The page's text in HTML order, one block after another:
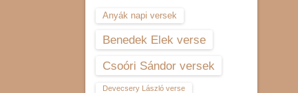
Anyák napi versek
Benedek Elek verse
Csoóri Sándor versek
Devecsery László verse